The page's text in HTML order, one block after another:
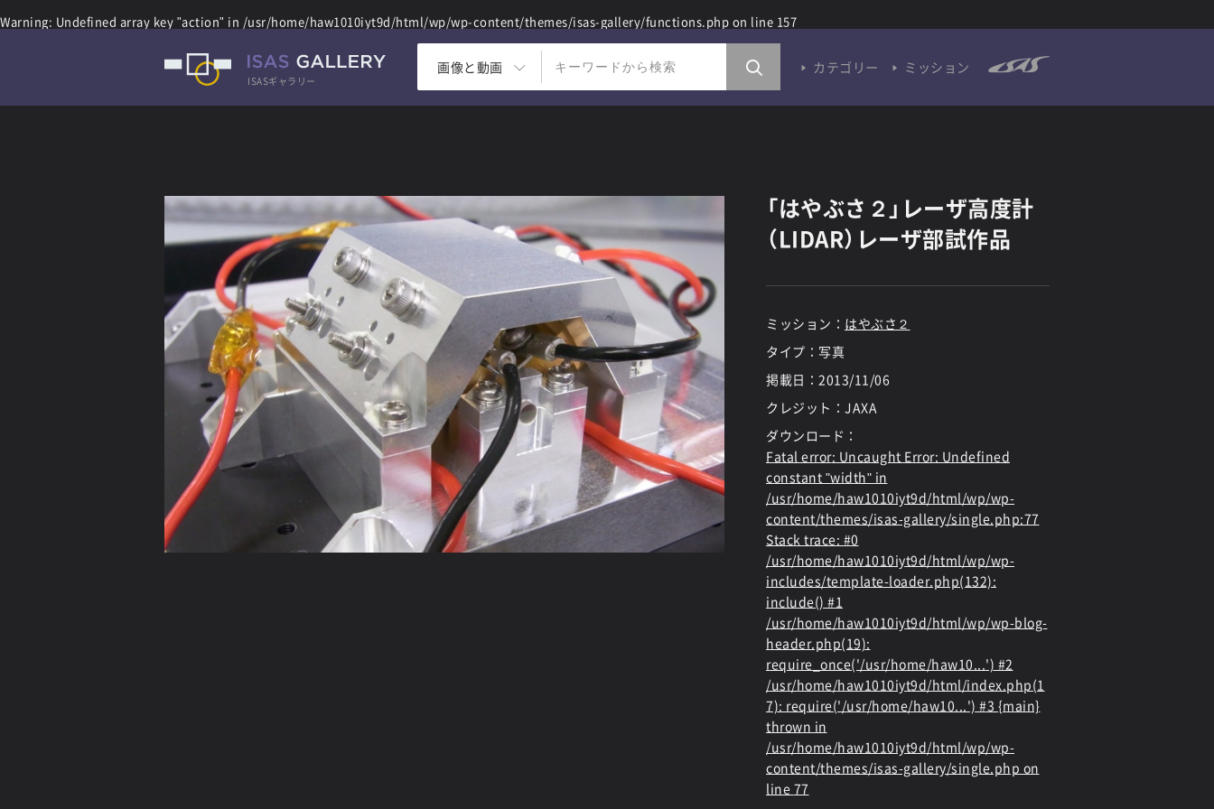
Warning: Undefined array key "action" in /usr/home/haw1010iyt9d/html/wp/wp-content/themes/isas-gallery/functions.php on line 157
ISASギャラリー
画像と動画 カテゴリー ミッション
「はやぶさ２」レーザ高度計
（LIDAR）レーザ部試作品
ミッション： はやぶさ２
タイプ：写真
掲載日： 2013/11/06
クレジット：JAXA
ダウンロード：
Fatal error: Uncaught Error: Undefined
constant "width" in
/usr/home/haw1010iyt9d/html/wp/wp-
content/themes/isas-gallery/single.php:77
Stack trace: #0
/usr/home/haw1010iyt9d/html/wp/wp-
includes/template-loader.php(132):
include() #1
/usr/home/haw1010iyt9d/html/wp/wp-blog-
header.php(19):
require_once('/usr/home/haw10...') #2
/usr/home/haw1010iyt9d/html/index.php(1
7): require('/usr/home/haw10...') #3 {main}
thrown in
/usr/home/haw1010iyt9d/html/wp/wp-
content/themes/isas-gallery/single.php on
line 77